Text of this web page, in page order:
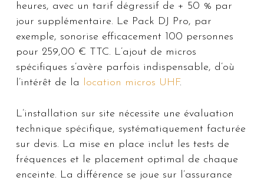
heures, avec un tarif dégressif de + 50 % par
jour supplémentaire. Le Pack DJ Pro, par
exemple, sonorise efficacement 100 personnes
pour 259,00 € TTC. L’ajout de micros
spécifiques s’avère parfois indispensable, d’où
l’intérêt de la location micros UHF.
L’installation sur site nécessite une évaluation
technique spécifique, systématiquement facturée
sur devis. La mise en place inclut les tests de
fréquences et le placement optimal de chaque
enceinte. La différence se joue sur l’assurance